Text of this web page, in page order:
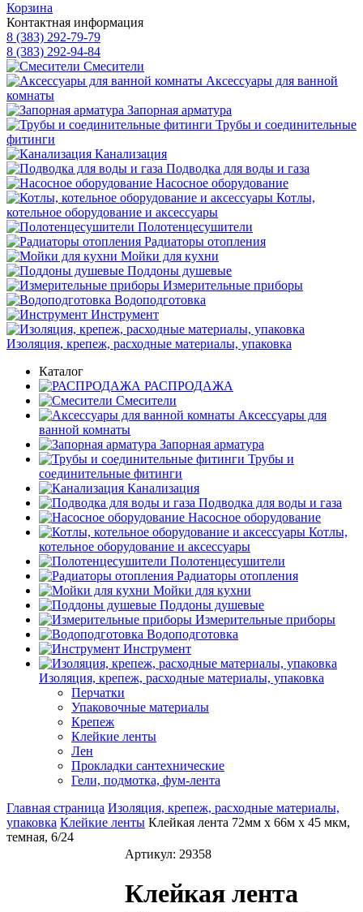
Корзина
Контактная информация
8 (383) 292-79-79
8 (383) 292-94-84
Смесители
Аксессуары для ванной
комнаты
Запорная арматура
Трубы и соединительные
фитинги
Канализация
Подводка для воды и газа
Насосное оборудование
Котлы,
котельное оборудование и аксессуары
Полотенцесушители
Радиаторы отопления
Мойки для кухни
Поддоны душевые
Измерительные приборы
Водоподготовка
Инструмент
Изоляция, крепеж, расходные материалы, упаковка
Каталог
РАСПРОДАЖА
Смесители
Аксессуары для
ванной комнаты
Запорная арматура
Трубы и
соединительные фитинги
Канализация
Подводка для воды и газа
Насосное оборудование
Котлы,
котельное оборудование и аксессуары
Полотенцесушители
Радиаторы отопления
Мойки для кухни
Поддоны душевые
Измерительные приборы
Водоподготовка
Инструмент
Изоляция, крепеж, расходные материалы, упаковка
Перчатки
Упаковочные материалы
Крепеж
Клейкие ленты
Лен
Прокладки сантехнические
Гели, подмотка, фум-лента
Главная страница Изоляция, крепеж, расходные материалы,
упаковка Клейкие ленты Клейкая лента 72мм х 66м х 45 мкм,
темная, 6/24
Артикул: 29358
Клейкая лента